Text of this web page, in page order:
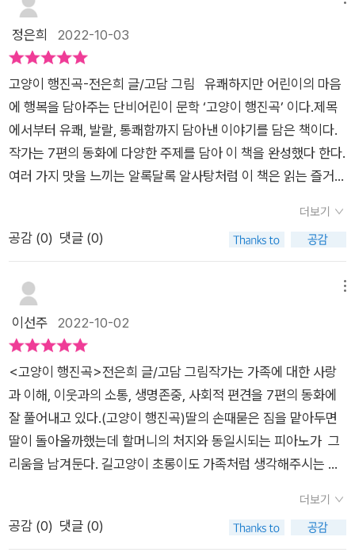
다. [야광 귀신 축구 놀이]는 설날이라 새 축구화를 신고 시골 할
아버지 댁에 온 준모의 이야기에요. 사촌 동생 영호는 준모의 새
축구화를 신고 싶습니다. 결국 영호는 울음을 터트리고 할아버지
는 영호의 편을 드네요. 화가 난 준모는 신발을 품에 안고 방에 들
어갔다가 잠이 들었어요. 깊은 밤 화장실에 가려고 잠이 깬 준모
는 자신의 신발을 훔쳐가는 야광 귀신을 보게 되고, 신발을 되찾
기 위해 야광 귀신을 쫓아 야광 귀신 나라에 가게 되지요. 밤새 함
께 축구를 하게 된 준모가 아침에 일어났을 때, 발이 더럽고 새 신
이야기는 엄마가 캄보디아 사람인 민국이의 이야기에요. 외할머
니가 아파 동생과 캄보디아에 간 엄마가 돌아오지 않자, 민국이와
할머니는 엄마가 돌아오지 않을까 봐 걱정합니다. 이 이야기는 가
족의 소중함을 이야기하면서 따뜻함을 느끼게 해줍니다. [소원
들어주는 할아버지] 편 역시 가족의 이야기를 보여주고 있어요.
자신의 생일을 아무도 모르는 듯 해서 서운한 보미의 이야기입니
지만, 동생에게 엄마를 빼앗긴 듯 한 보미에게 소원을 들어주는
할아버지가 나타나 소원을 들어주지만, 보미가 행복한 생일을 보
낼 수 있는 것은 바로 가족 덕분이였답니다. [우리 집에 온 직.박.
구리]는 어미를 잃은 직박구리 새끼 세 마리를 키우게 된 진우의
이야기에요. 동물을 키우고 싶었던 진우가 직박구리를 키우면서
생명의 소중함을 느끼게 되는 마음 따뜻한 내용이에요. [내가 잡
았다]는 엄마 심부름으로 이모네 집에 가던 성미가 성추행을 당
그래서 길 위의 생명을 존중하는 모습을 보면 언제나 마음이 따뜻
해지곤 한다. 안그래도 힘들게 살아가는 길 위의 생명들을 학대하
째 민우. 항상 새것을 받는 형을 질투하는 민우의 마음에 공감이
가기도 하고, 너무 쉽게 버리고 사는 요즘의 소비 형태를 못마땅
하게 여기는 민우 아빠의 마음도 이해가 갔던 이야기다. 민우의
아빠는 물건이 고장나면 고치고 또 고쳐 사용한다. 단호한 아빠의
생각에 민우는 새것을 갖기가 쉽지 않다. 친구들과 형처럼 새 자
전거가 갖고 싶었던 민우는 아빠가 고친 헌 자전거를 몰래 버리고
오기도 했었는데, 결국 다시 가져올 수밖에 없었다. 그러던 중 친
자전거로 민우의 새자전거를 찾아 나선다. 내가봐도 요즘은 너무
쉽게 사고 쉽게 버린다. 그덕에 쓰레기는 더 많이 배출되고, 이 쓰
레기 문제는 우리나라 뿐 아니라 전세계적으로도 문제가 되고 있
다. 이 부분은 앞으로를 위해서라도 우리 모두가 함께 고민하고
고쳐나가야 할 문제이지 않을까?​다양한 감정을 느낄 수 있었던 7
편의 단편들. 모두 하나같이 우리 모두의 이야기다. 따뜻하지만,
고민하고 생각해봐야 하는 문제들이 녹아있던 이야기들은 금방
읽을 수 있는 반면, 오래 생각하게 만드는 힘이 있었다.
정은희 2022-10-03
고양이 행진곡-전은희 글/고담 그림 유쾌하지만 어린이의 마음
에 행복을 담아주는 단비어린이 문학 ‘고양이 행진곡’ 이다.제목
에서부터 유쾌, 발랄, 통쾌함까지 담아낸 이야기를 담은 책이다.
작가는 7편의 동화에 다양한 주제를 담아 이 책을 완성했다 한다.
여러 가지 맛을 느끼는 알록달록 알사탕처럼 이 책은 읽는 즐거움
들의 눈높이에서 마음을 공감하는 이야기들 이 이야기는 가족에
대한 사랑, 그리고 우리가 함께 살아가는 건강한 사회를만들어가
야기의 구성도 탄탄했다.길고양이지만 반려동물처럼 지내는 초
롱이와 피아노를 잘 치는 감나무집 할머니의 이야기인 첫 번째
‘고양이 행진곡’은 경쾌하다.엄마 없이 지내는 아기새 직박구리
살아갈 수 있는 것인지 알게 해준다.‘우리집에 온 직.박.구리.’ 이
야기에는 동물사랑의 마음을 담고 있다.사람의 욕심이 생명을 뺏
앗을 수 있다는 걸 알려주고 있다.자연으로 돌려보내는 진우와 누
나의 실천행동, 그리고 힘찬 날개짓으로 날아가는박이와 구리의
몸짓은 감동을 선물해준다. 두 번째 이야기인 ‘말랑말랑 자전
거’는 물건을 너무 쉽게 버리는 것에 대해 생각을 하게 한다.새 것
이 늘 좋은 것은 아니다. 친구들의 새 자전거 틈에서 낡은 민우의
더보기
공감 (0) 댓글 (0)
이선주 2022-10-02
<고양이 행진곡>전은희 글/고담 그림작가는 가족에 대한 사랑
과 이해, 이웃과의 소통, 생명존중, 사회적 편견을 7편의 동화에
잘 풀어내고 있다.(고양이 행진곡)딸의 손때묻은 짐을 맡아두면
딸이 돌아올까했는데 할머니의 처지와 동일시되는 피아노가 그
리움을 남겨둔다. 길고양이 초롱이도 가족처럼 생각해주시는 할
하면 옮기기 어려운 피아노가 홀로 사시는 독거노인들을 떠올리
게 했고, 홀몸 어르신들과 길고양이들의 사회적인 문제가 풀어야
더보기
공감 (0) 댓글 (0)